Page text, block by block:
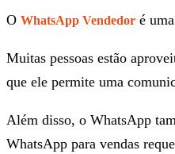
O WhatsApp Vendedor é
Muitas pessoas estão
que ele permite uma
Além disso, o WhatsApp
WhatsApp para vendas